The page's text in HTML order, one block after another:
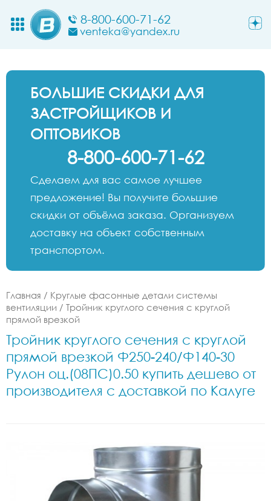
8-800-600-71-62
venteka@yandex.ru
БОЛЬШИЕ СКИДКИ ДЛЯ
ЗАСТРОЙЩИКОВ И
ОПТОВИКОВ
8-800-600-71-62
Сделаем для вас самое лучшее
предложение! Вы получите большие
скидки от объёма заказа. Организуем
доставку на объект собственным
транспортом.
Главная / Круглые фасонные детали системы
вентиляции / Тройник круглого сечения с круглой
прямой врезкой
Тройник круглого сечения с круглой
прямой врезкой Ф250-240/Ф140-30
Рулон оц.(08ПС)0.50 купить дешево от
производителя с доставкой по Калуге